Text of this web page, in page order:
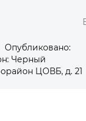
Опубликовано:
Черный
ЦОВБ, д. 21